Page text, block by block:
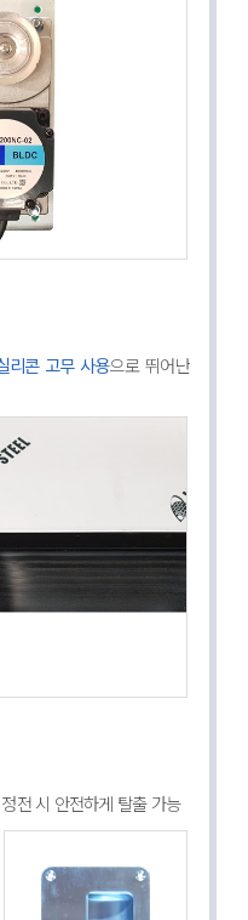
리콘 고무 사용으로 뛰어난
전 시 안전하게 탈출 가능